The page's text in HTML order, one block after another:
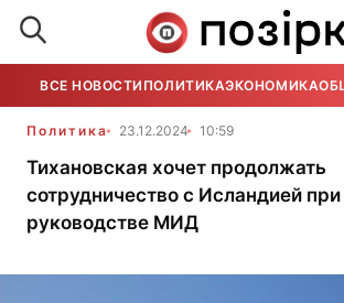
ВСЕ НОВОСТИ ПОЛИТИКАЭКОНОМИКА
Политика 23.12.2024 10:59
Тихановская хочет продолжать
сотрудничество с Исландией
руководстве МИД